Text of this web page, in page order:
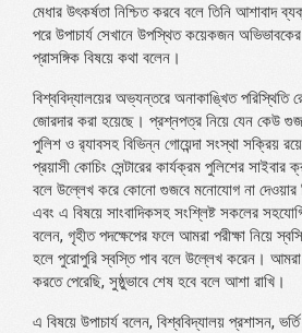
মেধার উৎকর্ষতা নিশ্চিত করবে বলে তিনি আশাবাদ
পরে উপাচার্য সেখানে উপস্থিত কয়েকজন
প্রাসঙ্গিক বিষয়ে কথা বলেন।
বিশ্ববিদ্যালয়ের অভ্যন্তরে অনাকাঙ্খিত পরিস্থিতি
জোরদার করা হয়েছে। প্রশ্নপত্র নিয়ে যেন কেউ
পুলিশ ও র‌্যাবসহ বিভিন্ন গোয়েন্দা সংস্থা সক্রিয়
প্রয়াসী কোচিং সেন্টারের কার্যক্রম পুলিশের সাইবার
বলে উল্লেখ করে কোনো গুজবে মনোযোগ না দেওয়ার
এবং এ বিষয়ে সাংবাদিকসহ সংশ্লিষ্ট সকলের
বলেন, গৃহীত পদক্ষেপের ফলে আমরা পরীক্ষা নিয়ে
হলে পুরোপুরি স্বস্তি পাব বলে উল্লেখ করেন। আমরা
করতে পেরেছি, সুষ্ঠুভাবে শেষ হবে বলে আশা রাখি।
এ বিষয়ে উপাচার্য বলেন, বিশ্ববিদ্যালয় প্রশাসন,